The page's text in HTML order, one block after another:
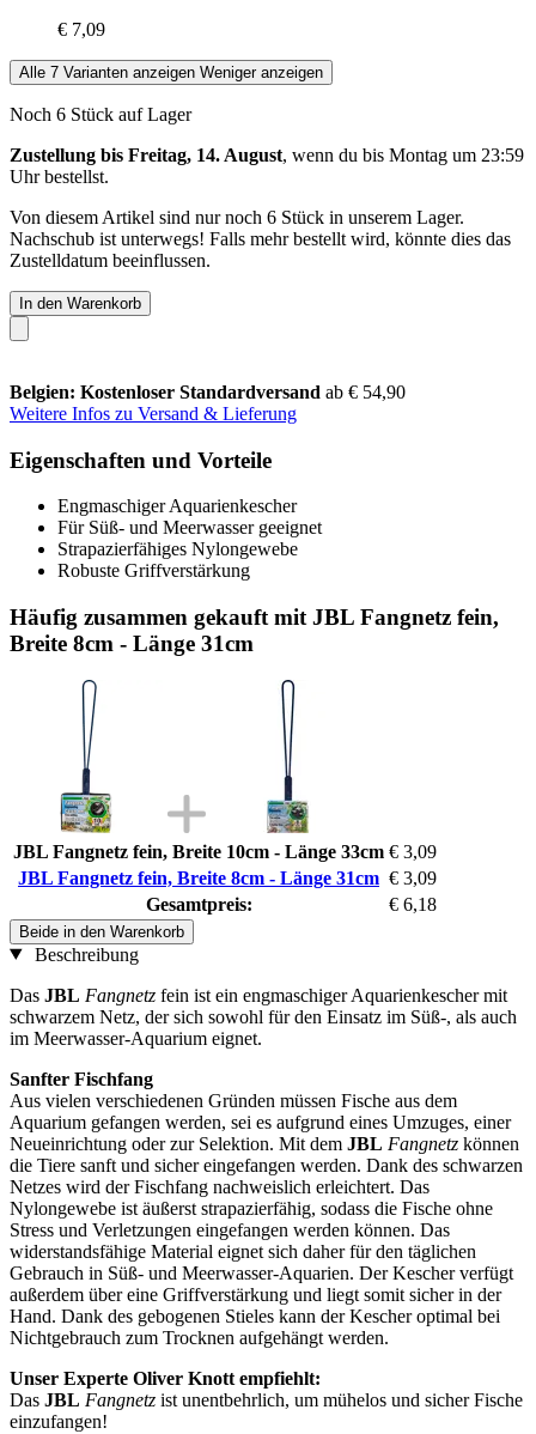
€ 7,09
Alle 7 Varianten anzeigen Weniger anzeigen
Noch 6 Stück auf Lager
Zustellung bis Freitag, 14. August, wenn du bis Montag um 23:59
Uhrbestellst.
Von diesem Artikel sind nur noch 6 Stück in unserem Lager.
Nachschub ist unterwegs! Falls mehr bestellt wird, könnte dies das
Zustelldatum beeinflussen.
In den Warenkorb
Belgien: Kostenloser Standardversand ab € 54,90
Weitere Infos zu Versand & Lieferung
Eigenschaften und Vorteile
Engmaschiger Aquarienkescher
Für Süß- und Meerwasser geeignet
Strapazierfähiges Nylongewebe
Robuste Griffverstärkung
Häufig zusammen gekauft mit JBL Fangnetz fein,
Breite 8cm - Länge 31cm
JBL Fangnetz fein, Breite 10cm - Länge 33cm € 3,09
JBL Fangnetz fein, Breite 8cm - Länge 31cm € 3,09
Gesamtpreis:
€ 6,18
Beide in den Warenkorb
Beschreibung
Das JBL Fangnetz fein ist ein engmaschiger Aquarienkescher mit
schwarzem Netz, der sich sowohl für den Einsatz im Süß-, als auch
im Meerwasser-Aquarium eignet.
Sanfter Fischfang
Aus vielen verschiedenen Gründen müssen Fische aus dem
Aquarium gefangen werden, sei es aufgrund eines Umzuges, einer
Neueinrichtung oder zur Selektion. Mit dem JBL Fangnetz können
die Tiere sanft und sicher eingefangen werden. Dank des schwarzen
Netzes wird der Fischfang nachweislich erleichtert. Das
Nylongewebe ist äußerst strapazierfähig, sodass die Fische ohne
Stress und Verletzungen eingefangen werden können. Das
widerstandsfähige Material eignet sich daher für den täglichen
Gebrauch in Süß- und Meerwasser-Aquarien. Der Kescher verfügt
außerdem über eine Griffverstärkung und liegt somit sicher in der
Hand. Dank des gebogenen Stieles kann der Kescher optimal bei
Nichtgebrauch zum Trocknen aufgehängt werden.
Unser Experte Oliver Knott empfiehlt:
Das JBL Fangnetz ist unentbehrlich, um mühelos und sicher Fische
einzufangen!